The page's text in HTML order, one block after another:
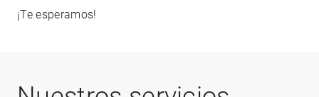
¡Te esperamos!